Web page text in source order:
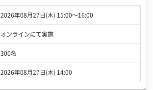
2026年08月27日(木) 15:00〜16:00
オンラインにて実施
300名
2026年08月27日(木) 14:00